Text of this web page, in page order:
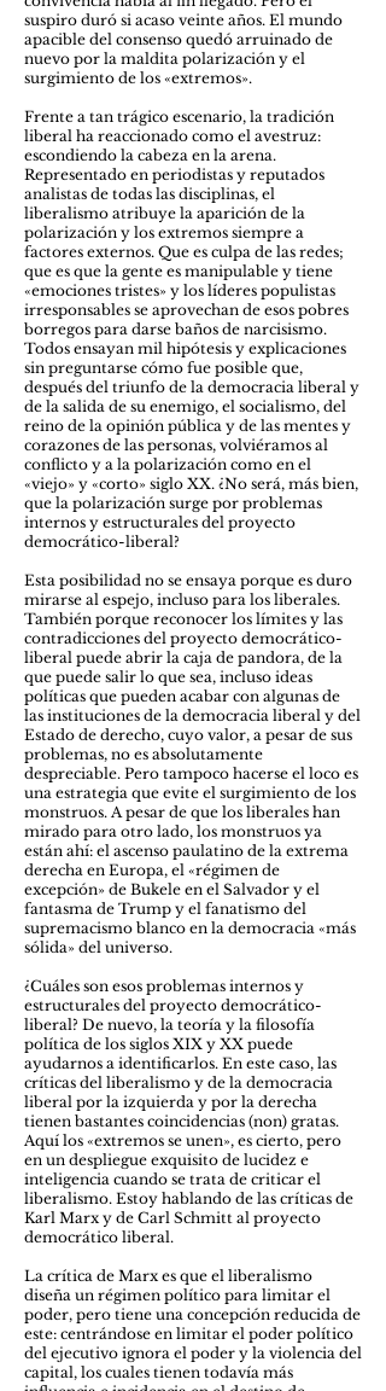
suspiro duró si acaso veinte años. El mundo
apacible del consenso quedó arruinado de
nuevo por la maldita polarización y el
surgimiento de los «extremos».
Frente a tan trágico escenario, la tradición
liberal ha reaccionado como el avestruz:
escondiendo la cabeza en la arena.
Representado en periodistas y reputados
analistas de todas las disciplinas, el
liberalismo atribuye la aparición de la
polarización y los extremos siempre a
factores externos. Que es culpa de las redes;
que es que la gente es manipulable y tiene
«emociones tristes» y los líderes populistas
irresponsables se aprovechan de esos pobres
borregos para darse baños de narcisismo.
Todos ensayan mil hipótesis y explicaciones
sin preguntarse cómo fue posible que,
después del triunfo de la democracia liberal y
de la salida de su enemigo, el socialismo, del
reino de la opinión pública y de las mentes y
corazones de las personas, volviéramos al
conflicto y a la polarización como en el
«viejo» y «corto» siglo XX. ¿No será, más bien,
que la polarización surge por problemas
internos y estructurales del proyecto
democrático-liberal?
Esta posibilidad no se ensaya porque es duro
mirarse al espejo, incluso para los liberales.
También porque reconocer los límites y las
contradicciones del proyecto democrático-
liberal puede abrir la caja de pandora, de la
que puede salir lo que sea, incluso ideas
políticas que pueden acabar con algunas de
las instituciones de la democracia liberal y del
Estado de derecho, cuyo valor, a pesar de sus
problemas, no es absolutamente
despreciable. Pero tampoco hacerse el loco es
una estrategia que evite el surgimiento de los
monstruos. A pesar de que los liberales han
mirado para otro lado, los monstruos ya
están ahí: el ascenso paulatino de la extrema
derecha en Europa, el «régimen de
excepción» de Bukele en el Salvador y el
fantasma de Trump y el fanatismo del
supremacismo blanco en la democracia «más
sólida» del universo.
¿Cuáles son esos problemas internos y
estructurales del proyecto democrático-
liberal? De nuevo, la teoría y la filosofía
política de los siglos XIX y XX puede
ayudarnos a identificarlos. En este caso, las
críticas del liberalismo y de la democracia
liberal por la izquierda y por la derecha
tienen bastantes coincidencias (non) gratas.
Aquí los «extremos se unen», es cierto, pero
en un despliegue exquisito de lucidez e
inteligencia cuando se trata de criticar el
liberalismo. Estoy hablando de las críticas de
Karl Marx y de Carl Schmitt al proyecto
democrático liberal.
La crítica de Marx es que el liberalismo
diseña un régimen político para limitar el
poder, pero tiene una concepción reducida de
este: centrándose en limitar el poder político
del ejecutivo ignora el poder y la violencia del
capital, los cuales tienen todavía más